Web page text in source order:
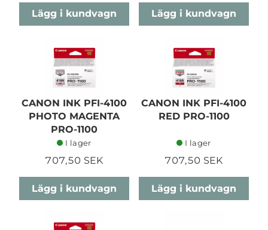
Lägg i kundvagn Lägg i kundvagn
CANON INK PFI-4100
PHOTO MAGENTA
PRO-1100
I lager
707,50 SEK
Lägg i kundvagn
CANON INK PFI-4100
RED PRO-1100
I lager
707,50 SEK
Lägg i kundvagn